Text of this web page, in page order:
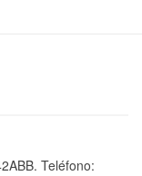
Teléfono: